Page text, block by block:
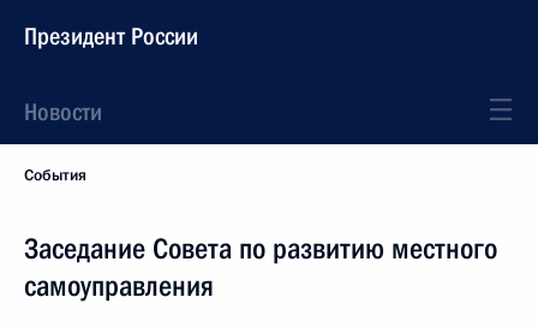
Президент России
Новости
События
Заседание Совета по развитию местного
самоуправления